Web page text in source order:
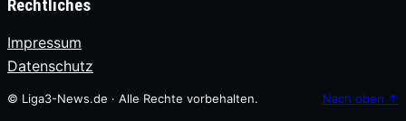
Rechtliches
Impressum
Datenschutz
© Liga3-News.de · Alle Rechte vorbehalten. Nach oben ↑